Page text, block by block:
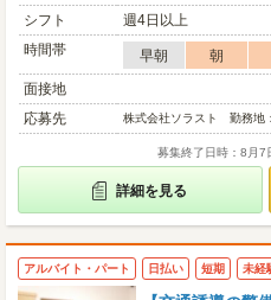
シフト
週4日以上
時間帯
早朝 朝
面接地
応募先
株式会社ソラスト 勤務地
募集終了日時：8月7
詳細を見る
アルバイト・パート 日払い 短期 未経